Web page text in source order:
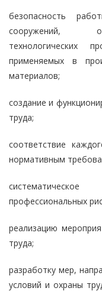
безопасность
сооружений,
технологических
применяемых в
материалов;
создание и
труда;
соответствие
нормативным
профессиональных
реализацию
труда;
разработку мер,
условий и охраны